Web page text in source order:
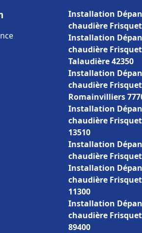
Installation
chaudière
Installation
chaudière
Talaudière 42350
Installation
chaudière
Romainvilliers
Installation
chaudière
13510
Installation
chaudière
Installation
chaudière
11300
Installation
chaudière
89400